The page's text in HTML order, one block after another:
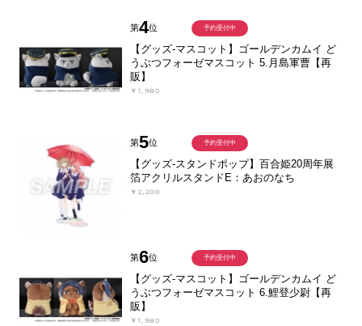
第4位
【グッズ-マスコット】ゴールデンカムイ ど
うぶつフォーゼマスコット 5.月島軍曹【再
販】
￥1,980
予約受付中
第5位
【グッズ-スタンドポップ】百合姫20周年展
箔アクリルスタンドE：あおのなち
￥2,200
予約受付中
第6位
【グッズ-マスコット】ゴールデンカムイ ど
うぶつフォーゼマスコット 6.鯉登少尉【再
販】
￥1,980
予約受付中